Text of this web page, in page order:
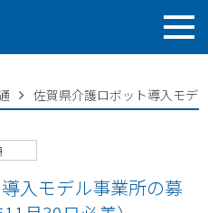
佐賀県介護ロボット導入モデ
入モデル事業所の募